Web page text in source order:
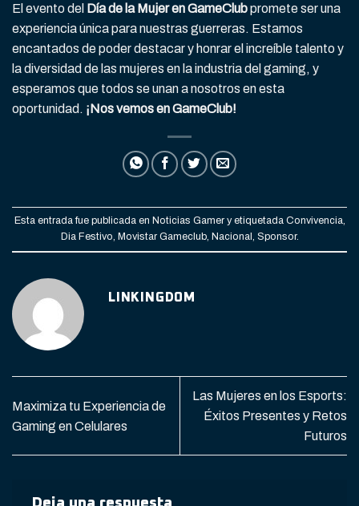
El evento del Día de la Mujer en GameClubpromete ser una
experiencia única para nuestras guerreras. Estamos
encantados de poder destacar y honrar el increíble talento y
la diversidad de las mujeres en la industria del gaming, y
esperamos que todos se unan a nosotros en esta
oportunidad. ¡Nos vemos en GameClub!
Esta entrada fue publicada en Noticias Gamery etiquetada Convivencia,
Dia Festivo, Movistar Gameclub, Nacional , Sponsor.
LINKINGDOM
Maximiza tu Experiencia de
Gaming en Celulares
Las Mujeres en los Esports:
Éxitos Presentes y Retos
Futuros